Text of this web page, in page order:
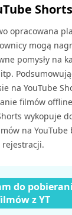
opracowana
mogą
pomysły na
na YouTube
filmów
wykopuje
na YouTube
rejestracji.
do
z YT